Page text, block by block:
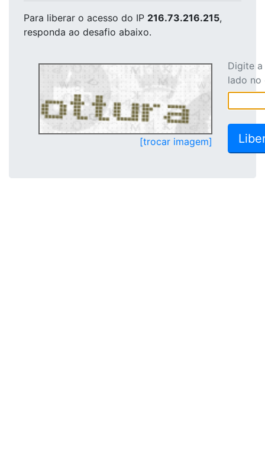
Para liberar o acesso do IP 216.73.216.215,
responda ao desafio abaixo.
[trocar imagem]
Digite
lado no